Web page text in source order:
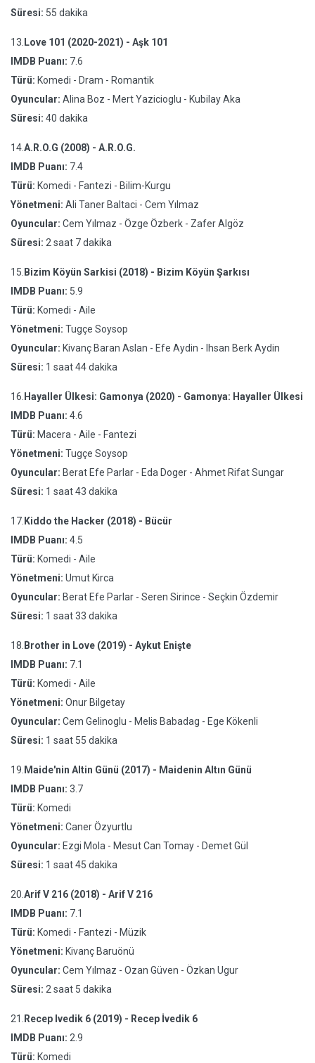
Süresi: 55 dakika
13. Love 101 (2020-2021) - Aşk 101
IMDB Puanı: 7.6
Türü: Komedi - Dram - Romantik
Oyuncular: Alina Boz - Mert Yazicioglu - Kubilay Aka
Süresi: 40 dakika
14.A.R.O.G (2008) - A.R.O.G.
IMDB Puanı: 7.4
Türü: Komedi - Fantezi - Bilim-Kurgu
Yönetmeni: Ali Taner Baltaci - Cem Yılmaz
Oyuncular: Cem Yılmaz - Özge Özberk - Zafer Algöz
Süresi: 2 saat 7 dakika
15. Bizim Köyün Sarkisi (2018) - Bizim Köyün Şarkısı
IMDB Puanı: 5.9
Türü: Komedi - Aile
Yönetmeni: Tugçe Soysop
Oyuncular: Kivanç Baran Aslan - Efe Aydin - Ihsan Berk Aydin
Süresi: 1 saat 44 dakika
16. Hayaller Ülkesi: Gamonya (2020) - Gamonya: Hayaller Ülkesi
IMDB Puanı: 4.6
Türü: Macera - Aile - Fantezi
Yönetmeni: Tugçe Soysop
Oyuncular: Berat Efe Parlar - Eda Doger - Ahmet Rifat Sungar
Süresi: 1 saat 43 dakika
17. Kiddo the Hacker (2018) - Bücür
IMDB Puanı: 4.5
Türü: Komedi - Aile
Yönetmeni: Umut Kirca
Oyuncular: Berat Efe Parlar - Seren Sirince - Seçkin Özdemir
Süresi: 1 saat 33 dakika
18. Brother in Love (2019) - Aykut Enişte
IMDB Puanı: 7.1
Türü: Komedi - Aile
Yönetmeni: Onur Bilgetay
Oyuncular: Cem Gelinoglu - Melis Babadag - Ege Kökenli
Süresi: 1 saat 55 dakika
19. Maide'nin Altin Günü (2017) - Maidenin Altın Günü
IMDB Puanı: 3.7
Türü: Komedi
Yönetmeni: Caner Özyurtlu
Oyuncular: Ezgi Mola - Mesut Can Tomay - Demet Gül
Süresi: 1 saat 45 dakika
20. Arif V 216 (2018) - Arif V 216
IMDB Puanı: 7.1
Türü: Komedi - Fantezi - Müzik
Yönetmeni: Kivanç Baruönü
Oyuncular: Cem Yılmaz - Ozan Güven - Özkan Ugur
Süresi: 2 saat 5 dakika
21. Recep Ivedik 6 (2019) - Recep İvedik 6
IMDB Puanı: 2.9
Türü: Komedi